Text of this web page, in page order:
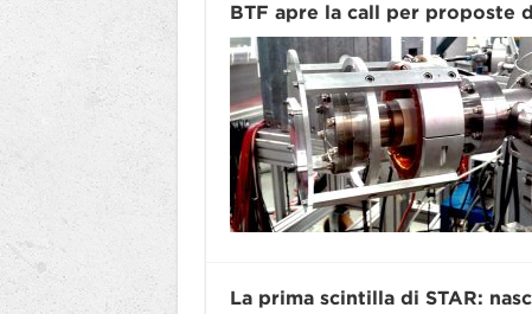
BTF apre la call per proposte
La prima scintilla di STAR: